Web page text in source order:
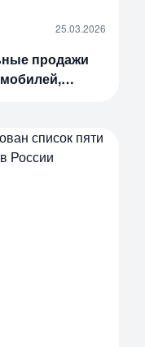
25.03.2026
продажи